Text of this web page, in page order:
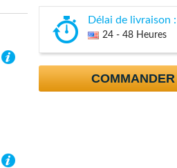
Délai de livraison :
24 - 48 Heures
COMMANDER